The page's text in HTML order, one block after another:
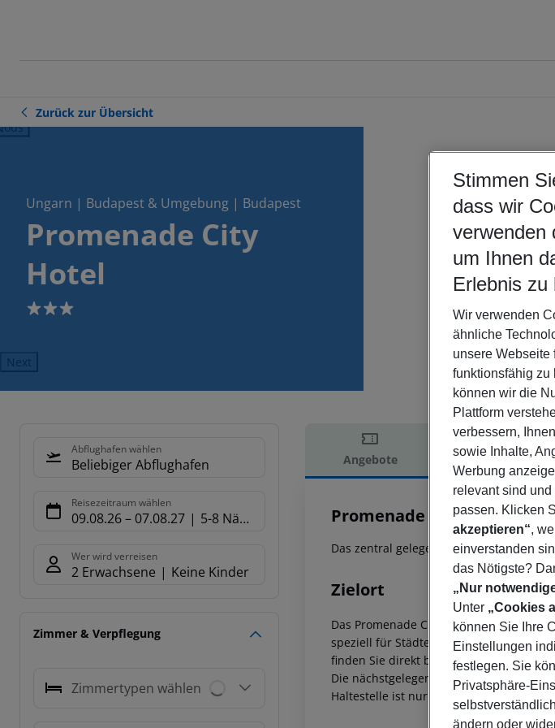
Zurück zur Übersicht
Ungarn | Budapest & Umgebung | Budapest
Promenade City
Hotel
3
Next
Abflughafen wählen
Beliebiger Abflughafen
Reisezeitraum wählen
09.08.26– 07.08.27 5-8 Nächte
Wer wird verreisen
2 Erwachsene Keine Kinder
Zimmer & Verpflegung
Zimmertypen wählen
Angebote
Promenade City Hotel
3
Das zentral gelegene 3-Sterne Hotel im
Zielort
Das Promenade City Hotel bietet Ihnen
speziell für Städtereisende ideale,
finden Sie direkt bei Ihrer Unterkunft.
Die nächstgelegene Haltestelle des
Haltestelle ist nur 650 m etfernt. Die
Stimmen
dass wir
verwenden
um Ihnen
Erlebnis zu
Wir verwenden
ähnliche
unsere Webseite
funktionsfähig zu
können wir die
Plattform
verbessern,
sowie Inhalte,
Werbung
relevant sind und
passen. Klicken
akzeptieren“,
einverstanden
das Nötigste?
„Nur
Unter „Cookies
können Sie Ihre
Einstellungen
festlegen. Sie
Privatsphäre-
ändern oder